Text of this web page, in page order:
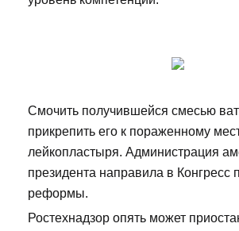
Смочить получившейся смесью
прикрепить его к пораженному
лейкопластыря. Администрация
президента направила в Конгресс
реформы.
Ростехнадзор опять может